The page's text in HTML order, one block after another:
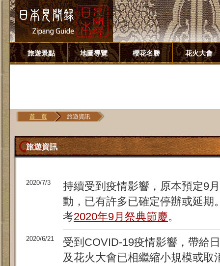
旅遊景點 地圖導覽 櫻花名勝 花火大會
首 頁 旅遊資訊
旅遊資訊
2020/7/3
持續受到疫情影響，原本預定9
動，已有許多已確定停辦或延期
考2020年9月祭典節慶。
2020/6/21
受到COVID-19疫情影響，帶給
及花火大會已相繼縮小規模或取